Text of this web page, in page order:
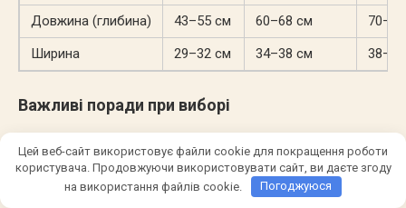
Довжина (глибина)
43–55 см 60–68 см
Ширина
29–32 см 34–38 см
Важливі поради при виборі
Якщо немає місця для дитячого унітазу:Замість
окремого приладу можна придбати спеціальну
дитячу кришку-накладку зі сходинкою. Це
Цей веб-сайт використовує файли cookie для покращення роботи
користувача. Продовжуючи використовувати сайт, ви даєте згоду
на використання файлів cookie.
Погоджуюся